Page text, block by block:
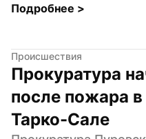
Подробнее >
Происшествия
Прокуратура
после пожара
Тарко-Сале